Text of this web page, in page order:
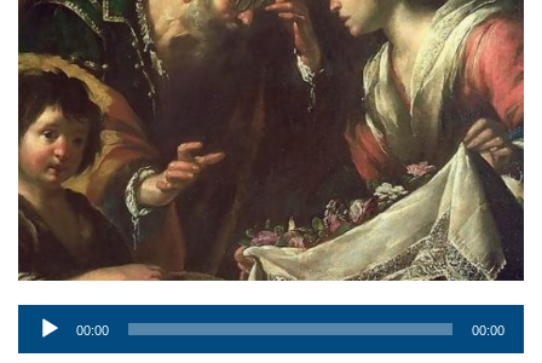
Audio
Player
00:00 00:00